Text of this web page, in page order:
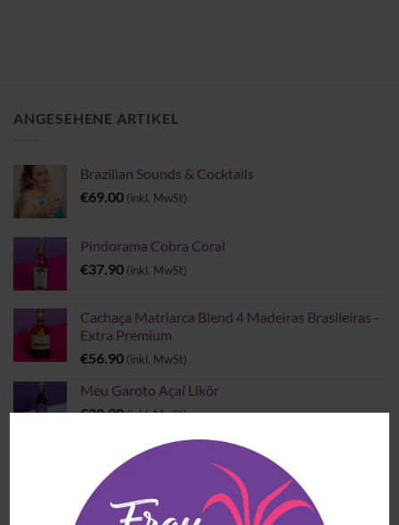
ANGESEHENE ARTIKEL
Brazilian Sounds & Cocktails
€69.00 (inkl. MwSt)
Pindorama Cobra Coral
€37.90 (inkl. MwSt)
Cachaça Matriarca Blend 4 Madeiras Brasileiras -
Extra Premium
€56.90 (inkl. MwSt)
Meu Garoto Açaí Likör
€30.90(inkl. MwSt)
MEISTVERKAUFTE ARTIKEL